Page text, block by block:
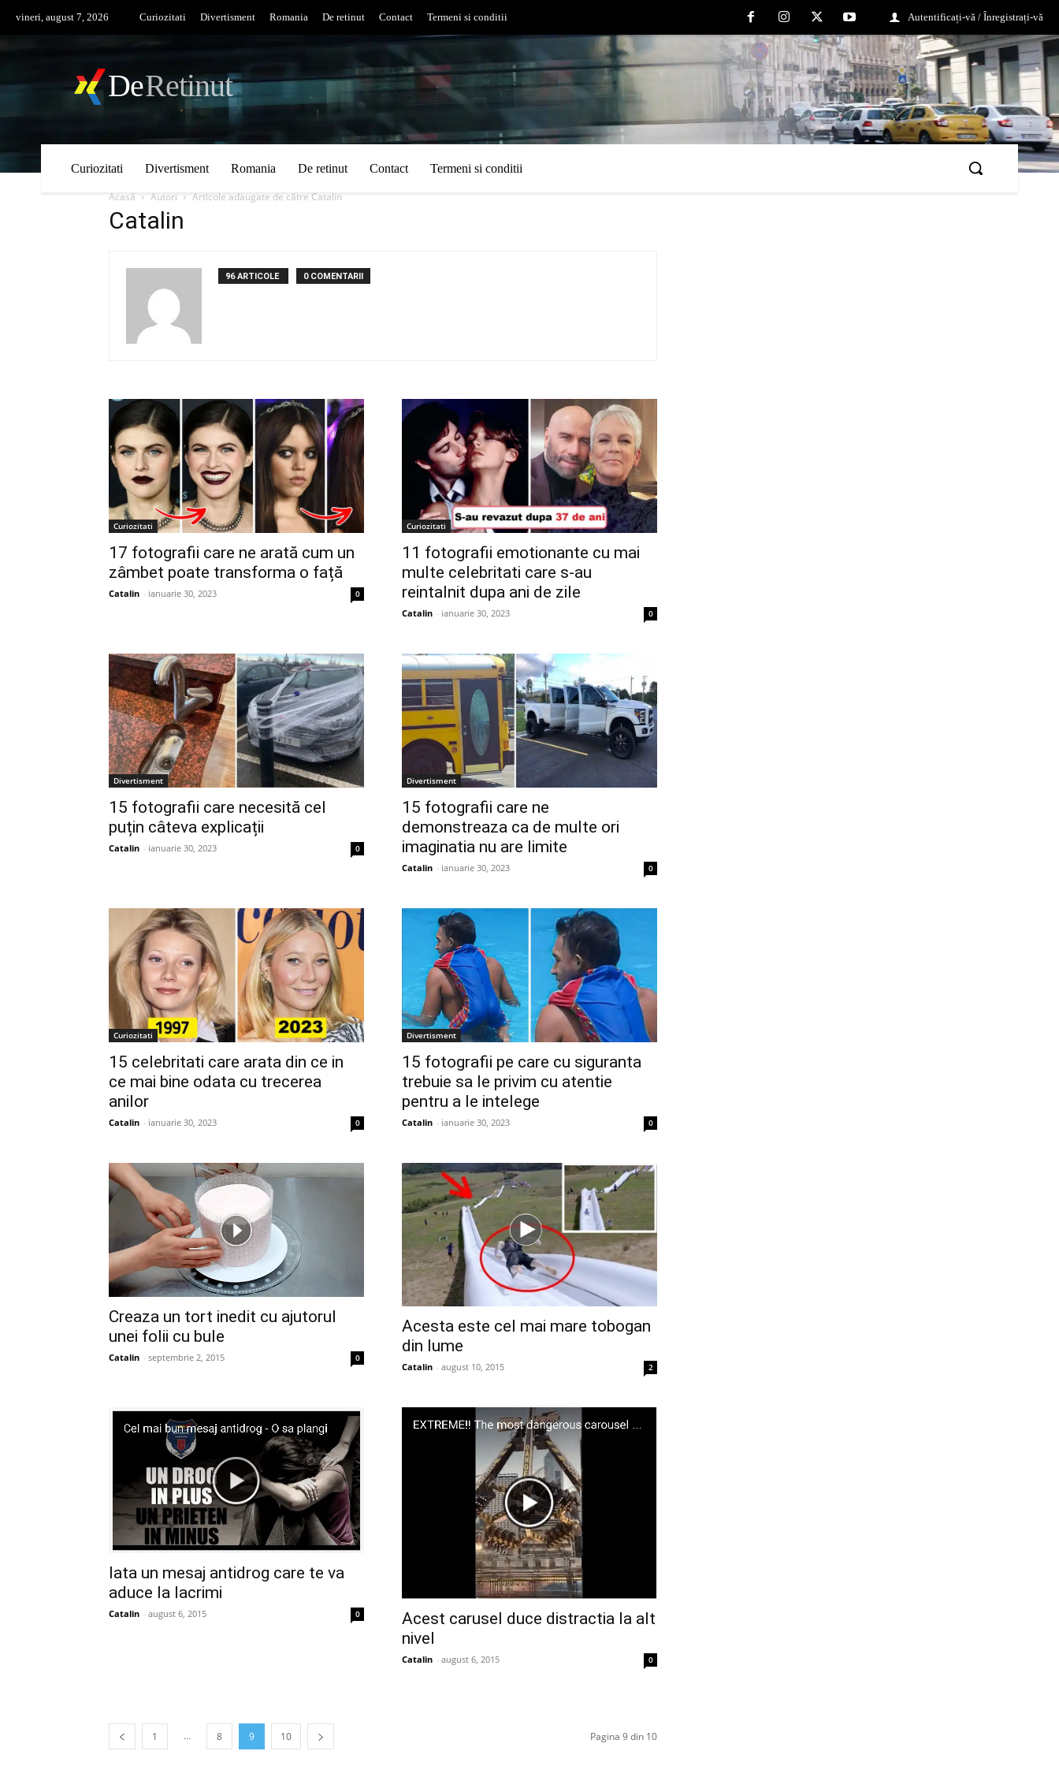
vineri, august 7, 2026 Curiozitati Divertisment Romania De retinut Contact Termeni si conditii Autentificați-vă / Înregistrați-vă
DeRetinut
Curiozitati Divertisment Romania De retinut Contact Termeni si conditii
Acasă Autori Articole adaugate de către Catalin
Catalin
96 ARTICOLE 0 COMENTARII
Curiozitati
17 fotografii care ne arată cum un
zâmbet poate transforma o față
Catalin - ianuarie 30, 2023 0
Curiozitati
11 fotografii emotionante cu mai
multe celebritati care s-au
reintalnit dupa ani de zile
Catalin - ianuarie 30, 2023 0
Divertisment
15 fotografii care necesită cel
puțin câteva explicații
Catalin - ianuarie 30, 2023 0
Divertisment
15 fotografii care ne
demonstreaza ca de multe ori
imaginatia nu are limite
Catalin - ianuarie 30, 2023 0
Curiozitati
15 celebritati care arata din ce in
ce mai bine odata cu trecerea
anilor
Catalin - ianuarie 30, 2023 0
Divertisment
15 fotografii pe care cu siguranta
trebuie sa le privim cu atentie
pentru a le intelege
Catalin - ianuarie 30, 2023 0
Creaza un tort inedit cu ajutorul
unei folii cu bule
Catalin - septembrie 2, 2015 0
Acesta este cel mai mare tobogan
din lume
Catalin - august 10, 2015 2
Iata un mesaj antidrog care te va
aduce la lacrimi
Catalin - august 6, 2015 0
Acest carusel duce distractia la alt
nivel
Catalin - august 6, 2015 0
1 ... 8 9 10 Pagina 9 din 10